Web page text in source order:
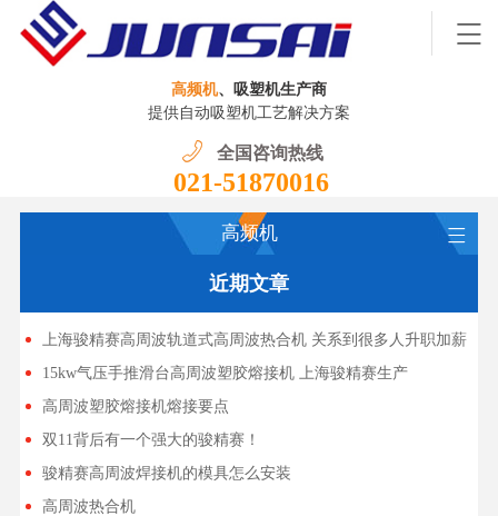
高频机、吸塑机生产商
提供自动吸塑机工艺解决方案
全国咨询热线
021-51870016
高频机
近期文章
上海骏精赛高周波轨道式高周波热合机 关系到很多人升职加薪
15kw气压手推滑台高周波塑胶熔接机 上海骏精赛生产
高周波塑胶熔接机熔接要点
双11背后有一个强大的骏精赛！
骏精赛高周波焊接机的模具怎么安装
高周波热合机